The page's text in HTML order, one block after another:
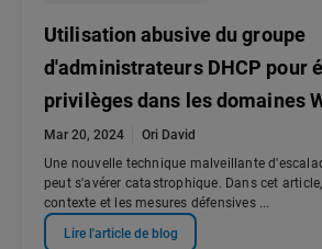
Utilisation abusive du groupe
d'administrateurs DHCP pour
privilèges dans les domaines
Mar 20, 2024
Ori David
Une nouvelle technique malveillante
peut s'avérer catastrophique. Dans cet
contexte et les mesures défensives ...
Lire l'article de blog